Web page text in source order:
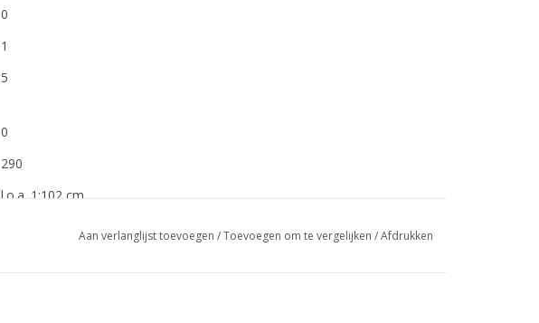
0
1
5
0
290
l.o.a. 1:102 cm
zusterschepen Dockwise 11, 12
Aan verlanglijst toevoegen /Toevoegen om te vergelijken /Afdrukken